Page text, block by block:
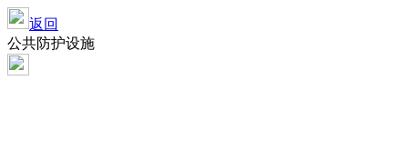
返回
公共防护设施